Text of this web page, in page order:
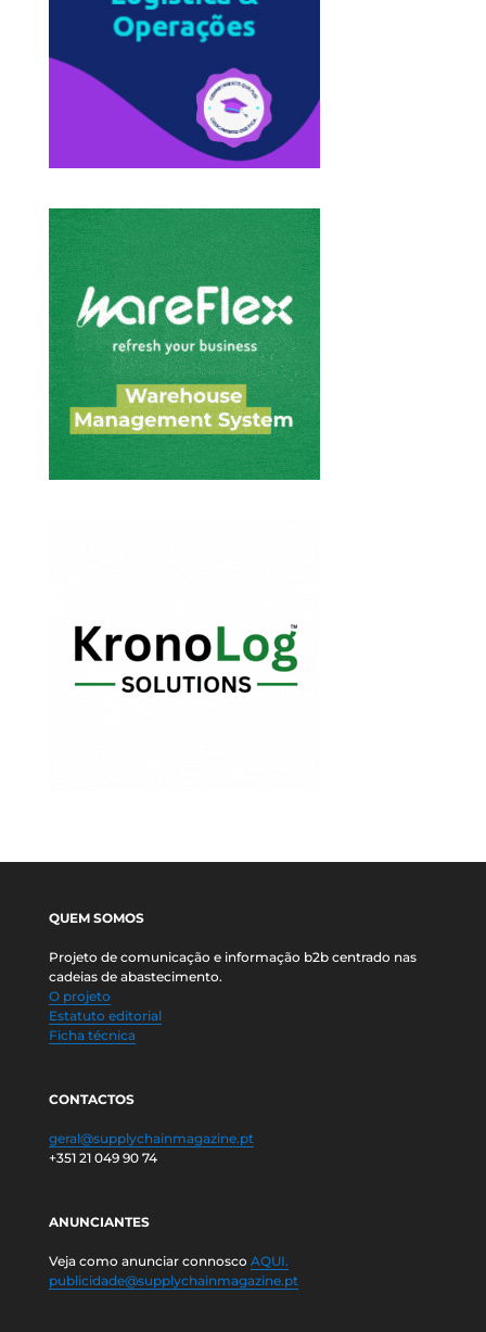
QUEM SOMOS
Projeto de comunicação e informação b2b centrado nas
cadeias de abastecimento.
O projeto
Estatuto editorial
Ficha técnica
CONTACTOS
geral@supplychainmagazine.pt
+351 21 049 90 74
ANUNCIANTES
Veja como anunciar connosco AQUI.
publicidade@supplychainmagazine.pt